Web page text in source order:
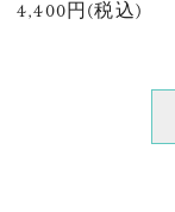
4,400円(税込)